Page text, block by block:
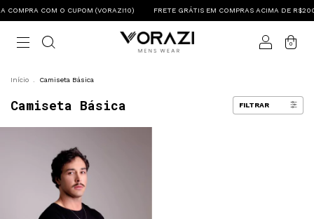
COMPRA COM O CUPOM (VORAZI10) FRETE GRÁTIS EM COMPRAS ACIMA DE
0
Início Camiseta Básica
Camiseta Básica FILTRAR